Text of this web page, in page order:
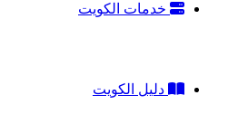
خدمات الكويت
دليل الكويت